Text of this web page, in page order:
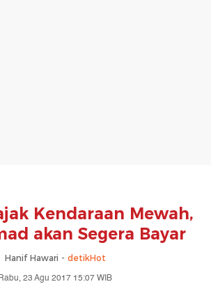
Kendaraan Mewah,
akan Segera Bayar
Hanif Hawari - detikHot
23 Agu 2017 15:07 WIB